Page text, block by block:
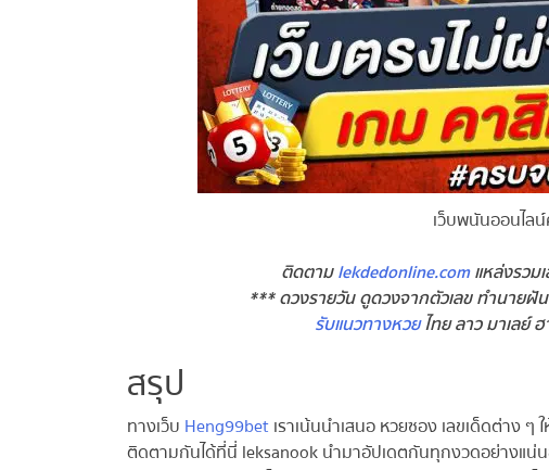
เว็บพนันออนไลน์
ติดตามlekdedonline.comแหล่งรวมเ
*** ดวงรายวัน ดูดวงจากตัวเลข ทำนายฝัน
รับแนวทางหวยไทย ลาว มาเลย์ ฮ
สรุป
ทางเว็บHeng99betเราเน้นนำเสนอ หวยซอง เลขเด็ดต่าง ๆ
ติดตามกันได้ที่นี่ leksanook นำมาอัปเดตกันทุกงวดอย่างแน่